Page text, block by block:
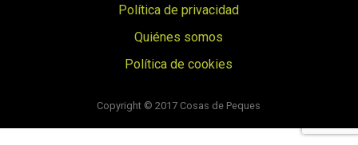
Política de privacidad
Quiénes somos
Política de cookies
Copyright © 2017 Cosas de Peques